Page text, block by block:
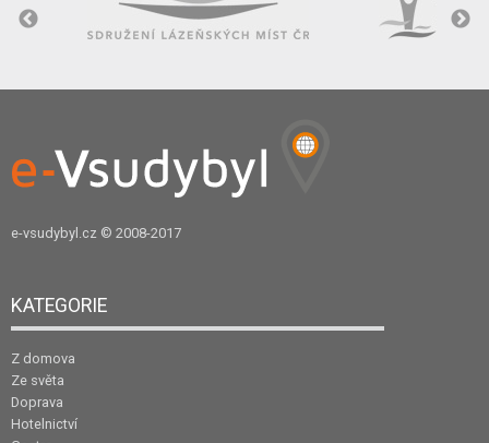
e-vsudybyl.cz © 2008-2017
KATEGORIE
Z domova
Ze světa
Doprava
Hotelnictví